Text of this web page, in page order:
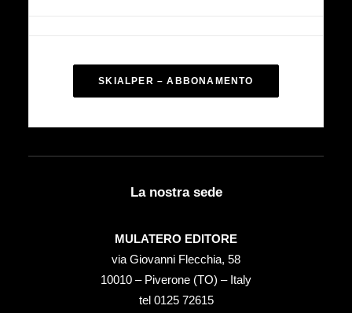
SKIALPER – ABBONAMENTO
La nostra sede
MULATERO EDITORE
via Giovanni Flecchia, 58
10010 – Piverone (TO) – Italy
tel ‭0125 72615‬